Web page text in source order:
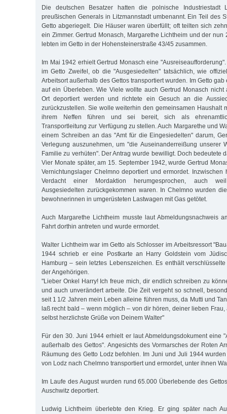
Die deutschen Besatzer hatten die polnische Industriestadt
preußischen Generals in Litzmannstadt umbenannt. Ein Teil des
Getto abgeriegelt. Die Häuser waren überfüllt; oft teilten sich
ein Zimmer. Gertrud Monasch, Margarethe Lichtheim und der nun
lebten im Getto in der Hohensteinerstraße 43/45 zusammen.
Im Mai 1942 erhielt Gertrud Monasch eine
im Getto Zweifel, ob die "Ausgesiedelten" tatsächlich, wie
Arbeitsort außerhalb des Gettos transportiert wurden. Im Getto
auf ein Überleben. Wie Viele wollte auch Gertrud Monasch nicht
Ort deportiert werden und richtete ein Gesuch an die
zurückzustellen. Sie wolle weiterhin den gemeinsamen Haushalt
ihrem Neffen führen und sei bereit, sich als
Transportleitung zur Verfügung zu stellen. Auch Margarethe und
einem Schreiben an das "Amt für die Eingesiedelten" darum,
Verlegung auszunehmen, um "die Auseinanderreißung unserer
Familie zu verhüten". Der Antrag wurde bewilligt. Doch bedeutete
Vier Monate später, am 15. September 1942, wurde Gertrud
Vernichtungslager Chelmno deportiert und ermordet. Inzwischen
Verdacht einer Mordaktion herumgesprochen, auch
Ausgesiedelten zurückgekommen waren. In Chelmno wurden
bewohnerinnen in umgerüsteten Lastwagen mit Gas getötet.
Auch Margarethe Lichtheim musste laut Abmeldungsnachweis
Fahrt dorthin antreten und wurde ermordet.
Walter Lichtheim war im Getto als Schlosser im Arbeitsressort
1944 schrieb er eine Postkarte an Harry Goldstein vom
Hamburg – sein letztes Lebenszeichen. Es enthält
der Angehörigen.
"Lieber Onkel Harry! Ich freue mich, dir endlich schreiben zu
und auch unverändert arbeite. Die Zeit vergeht so schnell,
seit 1 1/2 Jahren mein Leben alleine führen muss, da Mutti und
laß recht bald – wenn möglich – von dir hören, deiner lieben
selbst herzlichste Grüße von Deinem Walter"
Für den 30. Juni 1944 erhielt er laut Abmeldungsdokument eine
außerhalb des Gettos". Angesichts des Vormarsches der Roten
Räumung des Getto Lodz befohlen. Im Juni und Juli 1944
von Lodz nach Chelmno transportiert und ermordet, unter ihnen
Im Laufe des August wurden rund 65.000 Überlebende des
Auschwitz deportiert.
Ludwig Lichtheim überlebte den Krieg. Er ging später nach